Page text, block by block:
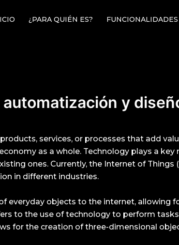
¿PARA QUIÉN ES? FUNCIONALIDADES
y
services, or processes that add
as a whole. Technology plays a key
ones. Currently, the Internet of Things
in different industries.
everyday objects to the internet, allowing
to the use of technology to perform
for the creation of three-dimensional